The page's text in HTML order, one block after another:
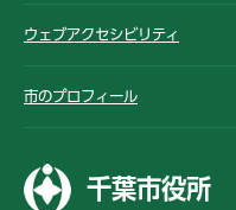
ウェブアクセシビリティ
市のプロフィール
千葉市役所